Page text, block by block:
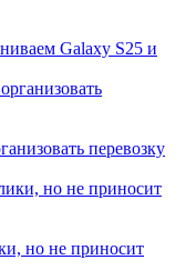
Galaxy S25 и
перевозку
но не приносит